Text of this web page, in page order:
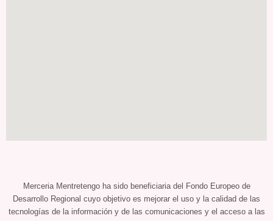
Merceria Mentretengo ha sido beneficiaria del Fondo Europeo de
Desarrollo Regional cuyo objetivo es mejorar el uso y la calidad de las
tecnologías de la información y de las comunicaciones y el acceso a las